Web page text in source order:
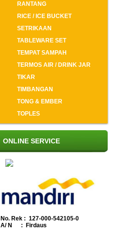
RANTANG
RICE / ICE BUCKET
SETRIKAAN
TABLEWARE SET
TEMPAT SAMPAH
TERMOS AIR / DRINK JAR
TIKAR
TIMBANGAN
TONG & EMBER
TOPLES
ONLINE SERVICE
No. Rek : 127-000-542105-0
A/ N : Firdaus